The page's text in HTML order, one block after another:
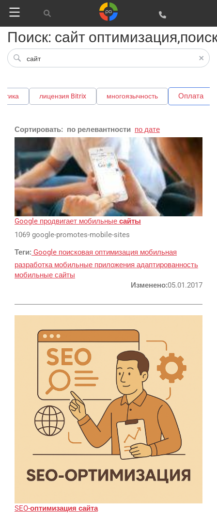
Поиск: сайт
лицензия Bitrix многоязычность Оплата
Сортировать: по релевантности по дате
Google продвигает мобильные сайты
1069 google-promotes-mobile-sites
Теги: Google поисковая оптимизация мобильная
разработка мобильные приложения адаптированность
мобильные сайты
Изменено:05.01.2017
SEO-оптимизация сайта